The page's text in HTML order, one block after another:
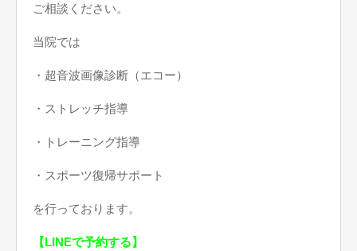
ご相談ください。
当院では
・超音波画像診断（エコー）
・ストレッチ指導
・トレーニング指導
・スポーツ復帰サポート
を行っております。
【LINEで予約する】